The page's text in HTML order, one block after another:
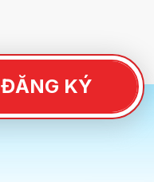
ĐĂNG KÝ